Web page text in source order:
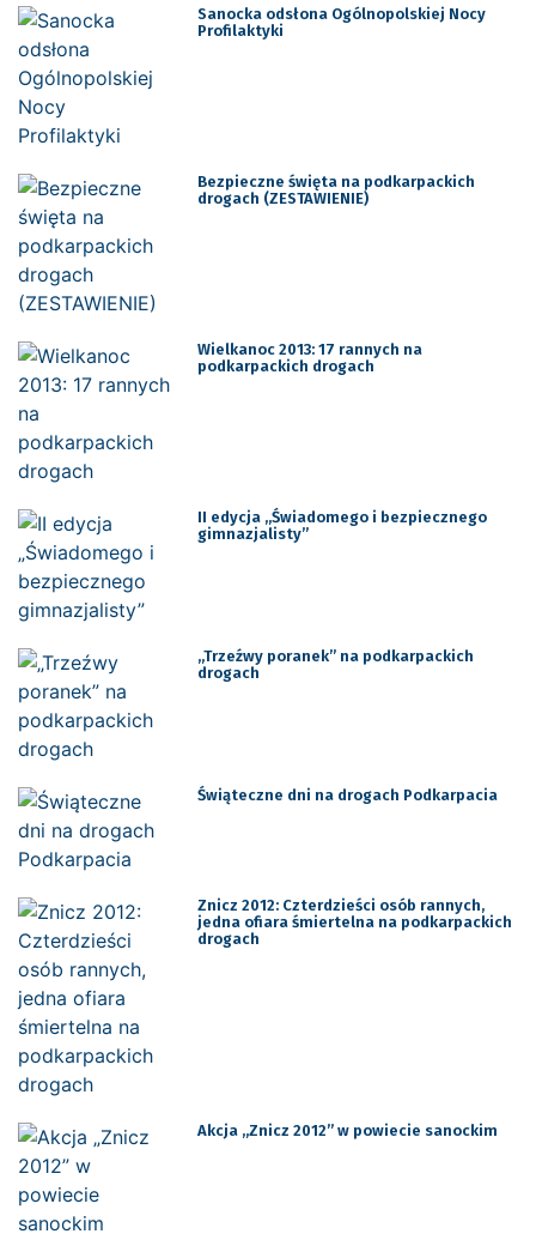
Sanocka odsłona Ogólnopolskiej Nocy
Profilaktyki
Bezpieczne święta na podkarpackich
drogach (ZESTAWIENIE)
Wielkanoc 2013: 17 rannych na
podkarpackich drogach
II edycja „Świadomego i bezpiecznego
gimnazjalisty”
„Trzeźwy poranek” na podkarpackich
drogach
Świąteczne dni na drogach Podkarpacia
Znicz 2012: Czterdzieści osób rannych,
jedna ofiara śmiertelna na podkarpackich
drogach
Akcja „Znicz 2012” w powiecie sanockim